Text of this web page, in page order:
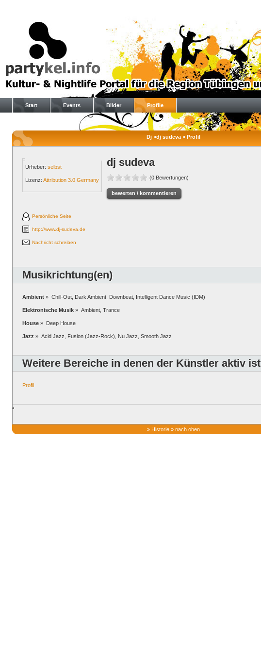
Start Events Bilder Profile
Dj »dj sudeva » Profil
Urheber: selbst
Lizenz: Attribution 3.0 Germany
dj sudeva
(0 Bewertungen)
bewerten / kommentieren
Persönliche Seite
http://www.dj-sudeva.de
Nachricht schreiben
Musikrichtung(en)
Ambient » Chill-Out, Dark Ambient, Downbeat, Intelligent Dance Music (IDM)
Elektronische Musik » Ambient, Trance
House » Deep House
Jazz » Acid Jazz, Fusion (Jazz-Rock), Nu Jazz, Smooth Jazz
Weitere Bereiche in denen der Künstler aktiv ist
Profil
» Historie » nach oben